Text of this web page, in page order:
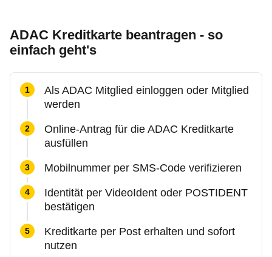
ADAC Kreditkarte beantragen - so
einfach geht's
Als ADAC Mitglied einloggen oder Mitglied
werden
Online-Antrag für die ADAC Kreditkarte
ausfüllen
Mobilnummer per SMS-Code verifizieren
Identität per VideoIdent oder POSTIDENT
bestätigen
Kreditkarte per Post erhalten und sofort
nutzen